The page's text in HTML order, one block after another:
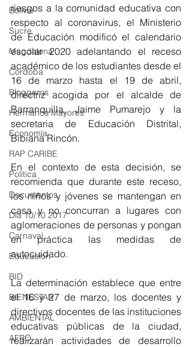
Bolívar
Sucre
Magdalena
Córdoba
Bloggeros
Hermanos Mayores
Economía
RAP CARIBE
Política
Documentos
Día 10/10 2017
Carnaval
Educación
BID
BIENESTAR
AMBIENTAL
AFRO
riesgos a la comunidad educativa con
respecto al coronavirus, el Ministerio
de Educación modificó el calendario
escolar 2020 adelantando el receso
académico de los estudiantes desde el
16 de marzo hasta el 19 de abril,
directriz acogida por el alcalde de
Barranquilla, Jaime Pumarejo y la
secretaria de Educación Distrital,
Bibiana Rincón.
En el contexto de esta decisión, se
recomienda que durante este receso,
los niños y jóvenes se mantengan en
casa y no concurran a lugares con
aglomeraciones de personas y pongan
en práctica las medidas de
autocuidado.
La determinación establece que entre
el 16 y 27 de marzo, los docentes y
directivos docentes de las instituciones
educativas públicas de la ciudad,
realizarán actividades de desarrollo